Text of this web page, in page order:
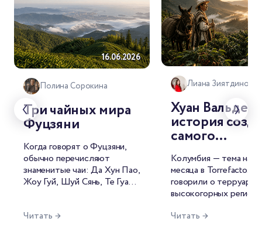
16.06.2026
Полина Сорокина
Три чайных мира
Фуцзяни
Когда говорят о Фуцзяни,
обычно перечисляют
знаменитые чаи: Да Хун Пао,
Жоу Гуй, Шуй Сянь, Те Гуань
этих названий знакомо
Читать →
Лиана Зиятдинова
Хуан Вальдес:
история
самого
узнаваемого
бренда
кофе и его
прототипа —
реального
Колумбия — тема
месяца в Torrefacto.
говорили о терруаре,
высокогорных
кислотности местной
Читать →